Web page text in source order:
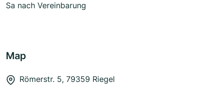
Sa nach Vereinbarung
Map
Römerstr. 5, 79359 Riegel